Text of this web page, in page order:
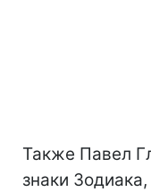
Также Павел
знаки